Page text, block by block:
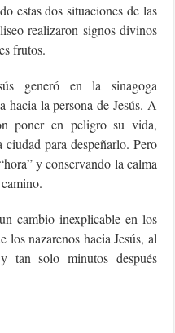
estas dos situaciones de las
realizaron signos divinos
frutos.
generó en la sinagoga
hacia la persona de Jesús. A
poner en peligro su vida,
para despeñarlo. Pero
y conservando la calma
cambio inexplicable en los
los nazarenos hacia Jesús, al
tan solo minutos después